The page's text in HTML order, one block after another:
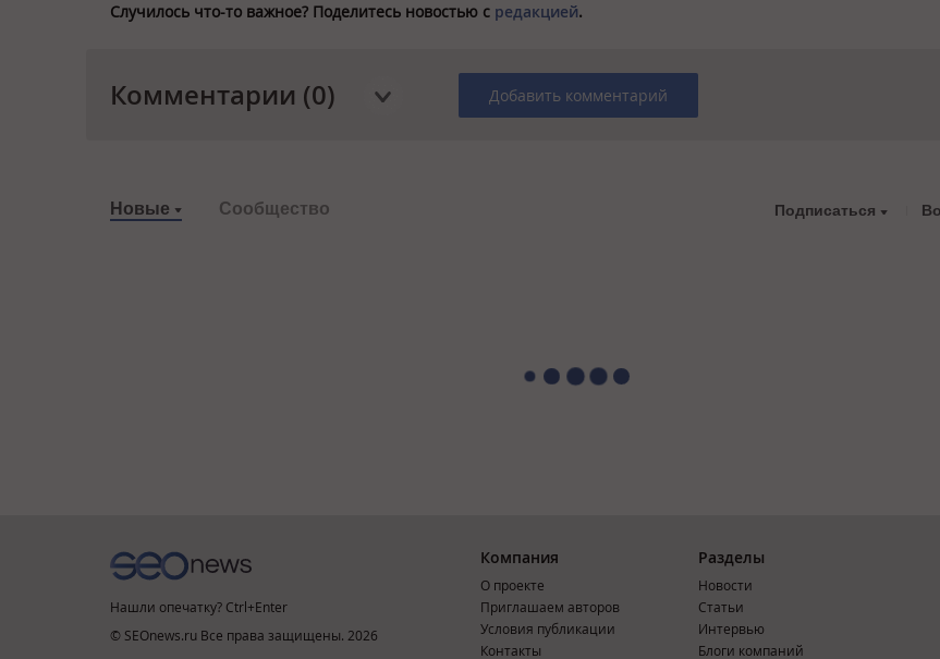
Случилось что-то важное? Поделитесь новостью с редакцией.
Комментарии (0) Добавить комментарий
Новые Сообщество Подписаться
Нашли опечатку? Ctrl+Enter
© SEOnews.ru Все права защищены. 2026
Компания
О проекте
Приглашаем авторов
Условия публикации
Контакты
Разделы
Новости
Статьи
Интервью
Блоги компаний